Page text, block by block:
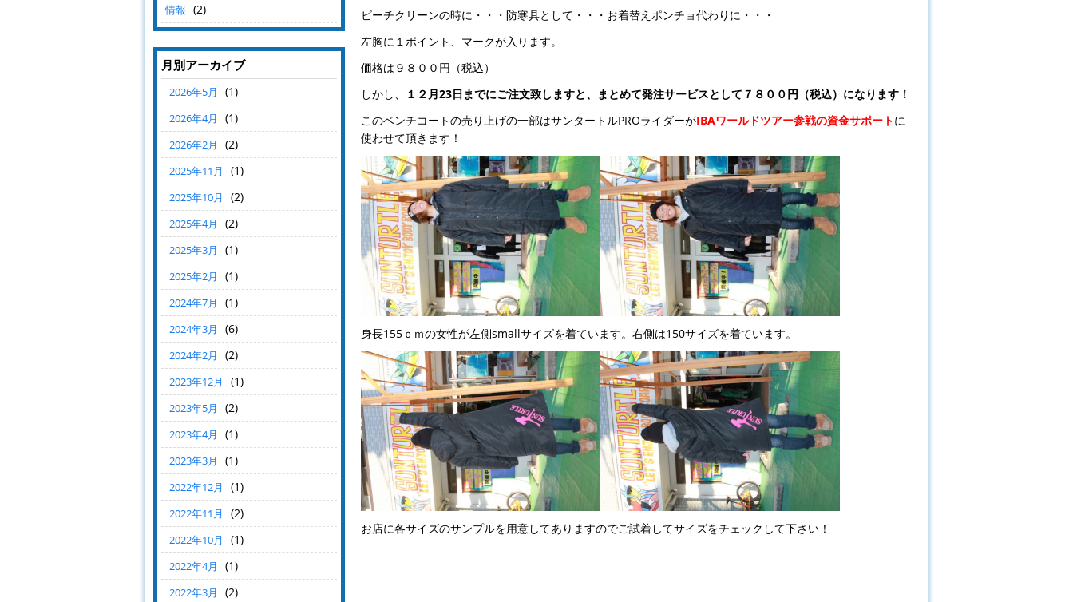
ビーチクリーンの時に・・・防寒具として・・・お着替えポンチョ代わりに・・・
左胸に１ポイント、マークが入ります。
価格は９８００円（税込）
しかし、
１２月23日までにご注文致しますと、まとめて発注サービスとして７８００円（税込）になります！
このベンチコートの売り上げの一部はサンタートルPROライダーがIBAワールドツアー参戦の資金サポートに
使わせて頂きます！
身長155ｃｍの女性が左側smallサイズを着ています。右側は150サイズを着ています。
お店に各サイズのサンプルを用意してありますのでご試着してサイズをチェックして下さい！
情報 (2)
月別アーカイブ
2026年5月 (1)
2026年4月 (1)
2026年2月 (2)
2025年11月 (1)
2025年10月 (2)
2025年4月 (2)
2025年3月 (1)
2025年2月 (1)
2024年7月 (1)
2024年3月 (6)
2024年2月 (2)
2023年12月 (1)
2023年5月 (2)
2023年4月 (1)
2023年3月 (1)
2022年12月 (1)
2022年11月 (2)
2022年10月 (1)
2022年4月 (1)
2022年3月 (2)